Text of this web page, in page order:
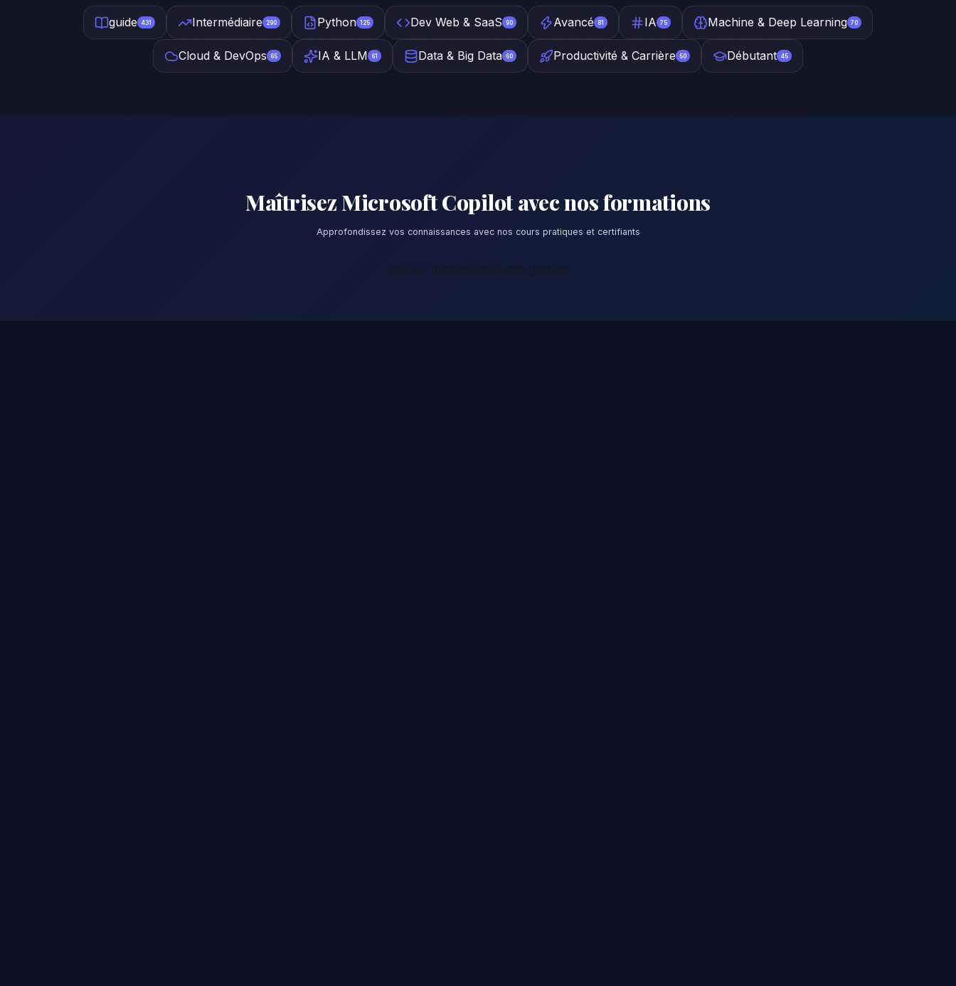
guide 431 Intermédiaire 290 Python 125 Dev Web & SaaS 90 Avancé 81 IA 75 Machine & Deep Learning 70
Cloud & DevOps 65 IA & LLM 61 Data & Big Data 60 Productivité & Carrière 50 Débutant 45
Maîtrisez Microsoft Copilot avec nos formations
Approfondissez vos connaissances avec nos cours pratiques et certifiants
Voir les formationsGuides gratuits